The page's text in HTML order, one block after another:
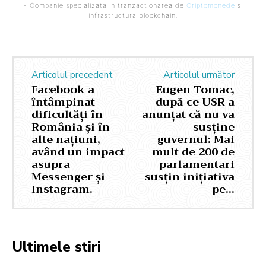
- Companie specializata in tranzactionarea de Criptomonede si
infrastructura blockchain.
Articolul precedent
Facebook a
întâmpinat
dificultăți în
România și în
alte națiuni,
având un impact
asupra
Messenger și
Instagram.
Articolul următor
Eugen Tomac,
după ce USR a
anunțat că nu va
susține
guvernul: Mai
mult de 200 de
parlamentari
susțin inițiativa
pe…
Ultimele stiri